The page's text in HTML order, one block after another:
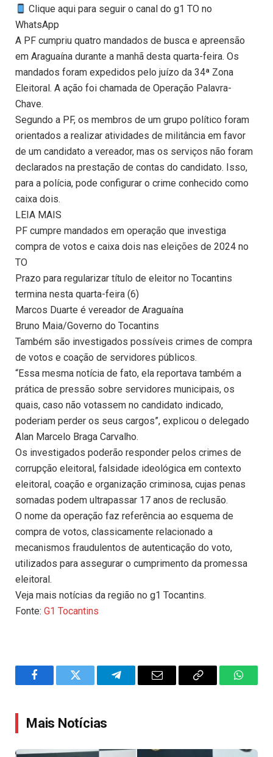
Clique aqui para seguir o canal do g1 TO no
WhatsApp
A PF cumpriu quatro mandados de busca e apreensão
em Araguaína durante a manhã desta quarta-feira. Os
mandados foram expedidos pelo juízo da 34ª Zona
Eleitoral. A ação foi chamada de Operação Palavra-
Chave.
Segundo a PF, os membros de um grupo político foram
orientados a realizar atividades de militância em favor
de um candidato a vereador, mas os serviços não foram
declarados na prestação de contas do candidato. Isso,
para a polícia, pode configurar o crime conhecido como
caixa dois.
LEIA MAIS
PF cumpre mandados em operação que investiga
compra de votos e caixa dois nas eleições de 2024 no
TO
Prazo para regularizar título de eleitor no Tocantins
termina nesta quarta-feira (6)
Marcos Duarte é vereador de Araguaína
Bruno Maia/Governo do Tocantins
Também são investigados possíveis crimes de compra
de votos e coação de servidores públicos.
“Essa mesma notícia de fato, ela reportava também a
prática de pressão sobre servidores municipais, os
quais, caso não votassem no candidato indicado,
poderiam perder os seus cargos”, explicou o delegado
Alan Marcelo Braga Carvalho.
Os investigados poderão responder pelos crimes de
corrupção eleitoral, falsidade ideológica em contexto
eleitoral, coação e organização criminosa, cujas penas
somadas podem ultrapassar 17 anos de reclusão.
O nome da operação faz referência ao esquema de
compra de votos, classicamente relacionado a
mecanismos fraudulentos de autenticação do voto,
utilizados para assegurar o cumprimento da promessa
eleitoral.
Veja mais notícias da região no g1 Tocantins.
Fonte: G1 Tocantins
FacebookTwitter TelegramEmail
Copy
Mais Notícias